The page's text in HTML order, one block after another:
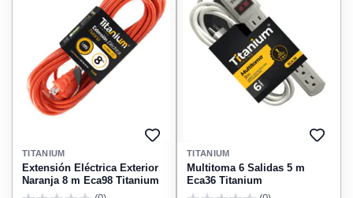
AGREGAR
FAVORITOS
TITANIUM
Extensión Eléctrica Exterior
Naranja 8 m Eca98 Titanium
TITANIUM
Multitoma 6 Salidas 5 m
Eca36 Titanium